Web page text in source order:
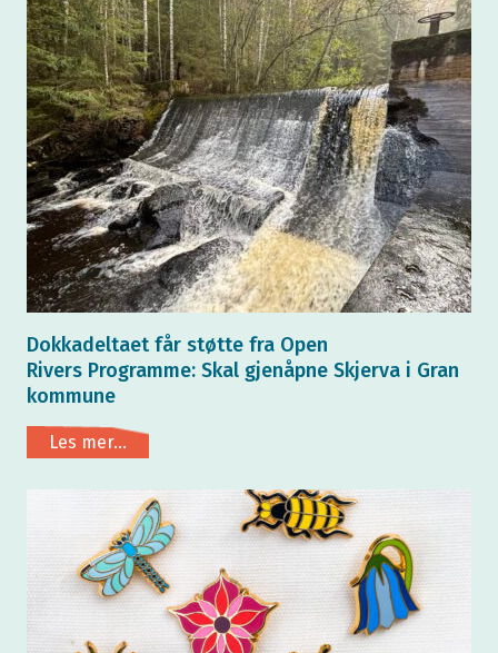
Dokkadeltaet får støtte fra Open
Rivers Programme: Skal gjenåpne Skjerva i Gran
kommune
Les mer...